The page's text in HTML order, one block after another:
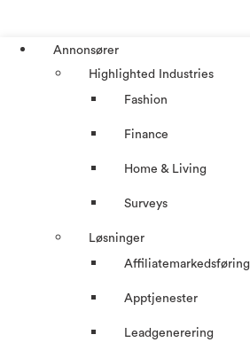
Annonsører
Highlighted Industries
Fashion
Finance
Home & Living
Surveys
Løsninger
Affiliatemarkedsføring
Apptjenester
Leadgenerering